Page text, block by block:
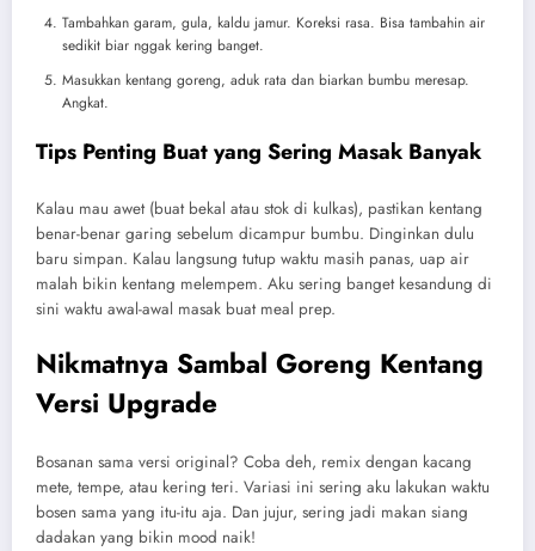
Tambahkan garam, gula, kaldu jamur. Koreksi rasa. Bisa tambahin air
sedikit biar nggak kering banget.
Masukkan kentang goreng, aduk rata dan biarkan bumbu meresap.
Angkat.
Tips Penting Buat yang Sering Masak Banyak
Kalau mau awet (buat bekal atau stok di kulkas), pastikan kentang
benar-benar garing sebelum dicampur bumbu. Dinginkan dulu
baru simpan. Kalau langsung tutup waktu masih panas, uap air
malah bikin kentang melempem. Aku sering banget kesandung di
sini waktu awal-awal masak buat meal prep.
Nikmatnya Sambal Goreng Kentang
Versi Upgrade
Bosanan sama versi original? Coba deh, remix dengan kacang
mete, tempe, atau kering teri. Variasi ini sering aku lakukan waktu
bosen sama yang itu-itu aja. Dan jujur, sering jadi makan siang
dadakan yang bikin mood naik!